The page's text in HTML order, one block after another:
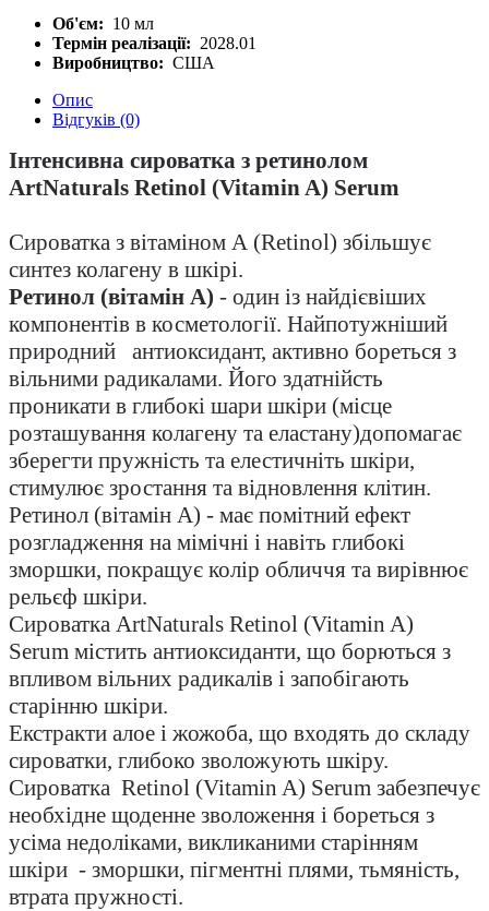
Об'єм: 10 мл
Термін реалізації: 2028.01
Виробництво: США
Опис
Відгуків (0)
Інтенсивна сироватка з ретинолом
ArtNaturals Retinol (Vitamin A) Serum
Сироватка з вітаміном А (Retinol) збільшує
синтез колагену в шкірі.
Ретинол (вітамін А) - один із найдієвіших
компонентів в косметології. Найпотужніший
природний антиоксидант, активно бореться з
вільними радикалами. Його здатнійсть
проникати в глибокі шари шкіри (місце
розташування колагену та еластану)допомагає
зберегти пружність та елестичніть шкіри,
стимулює зростання та відновлення клітин.
Ретинол (вітамін А) - має помітний ефект
розгладження на мімічні і навіть глибокі
зморшки, покращує колір обличчя та вирівнює
рельєф шкіри.
Сироватка ArtNaturals Retinol (Vitamin A)
Serum містить антиоксиданти, що борються з
впливом вільних радикалів і запобігають
старінню шкіри.
Екстракти алое і жожоба, що входять до складу
сироватки, глибоко зволожують шкіру.
Сироватка Retinol (Vitamin A) Serum забезпечує
необхідне щоденне зволоження і бореться з
усіма недоліками, викликаними старінням
шкіри - зморшки, пігментні плями, тьмяність,
втрата пружності.